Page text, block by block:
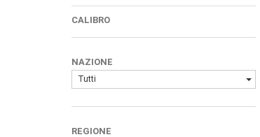
CALIBRO
NAZIONE
Tutti
REGIONE